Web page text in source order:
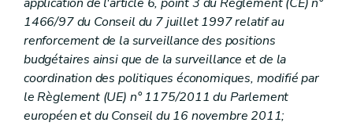
1466/97 du Conseil du 7 juillet 1997 relatif au
renforcement de la surveillance des positions
budgétaires ainsi que de la surveillance et de la
coordination des politiques économiques, modifié par
le Règlement (UE) n° 1175/2011 du Parlement
européen et du Conseil du 16 novembre 2011;